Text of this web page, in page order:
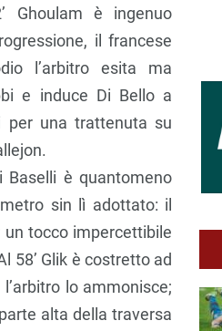
Ghoulam è ingenuo
il francese
l’arbitro esita ma
e induce Di Bello a
per una trattenuta su
è quantomeno
sin lì adottato: il
tocco impercettibile
58’ Glik è costretto ad
lo ammonisce;
alta della traversa